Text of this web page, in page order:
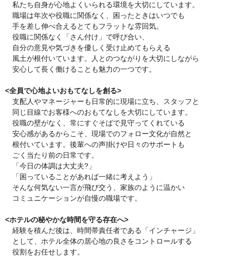
私たち自身が心地よくいられる環境を大切にしています。
職場は年次や役職に関係なく、困ったときはいつでも
手を差し伸べ合えるとてもフラットな雰回気。
役職に関係なく「さん付け」で呼び合い、
自分の意見や気づきを優しく受け止めてもらえる
風土が根付いています。人とのつながりを大切にしながら
安心して長く働けることも魅力の一つです。
<全員で心地よいおもてなしを創る>
支配人やマネージャーも日常的に現場に立ち、スタッフと
同じ目線でお客様へのおもてなしを大切にしています。
役職の壁がなく、常にすぐそばで見守ってくれている
安心感があるからこそ、現場でのフォロー文化が自然と
根付いています。後輩への声掛けや日々のサポートも
ごく当たり前の日常です。
「今日の体調は大丈夫?」
「困っていることがあれば一緒に考えよう」
そんな何気ない一言が飛び交う、家族のように温かい
コミュニケーションが自慢の職場です。
<ホテルの秘やかな時間を守る存在へ>
経験を積んだ後は、時間帯責任者である「インチャージ」
として、ホテル全体の居心地の良さをコントロールする
役割をお任せします。